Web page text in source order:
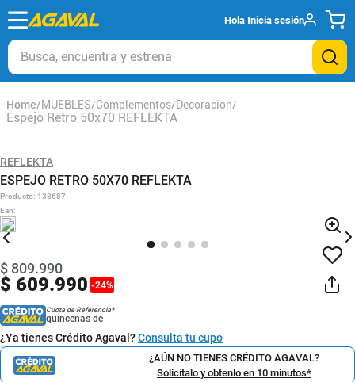
Hola Inicia sesión
Busca, encuentra y estrena
MUEBLES Complementos Decoracion
Espejo Retro 50x70 REFLEKTA
REFLEKTA
ESPEJO RETRO 50X70 REFLEKTA
Producto: 138687
Ean:
$ 609.990 -24%
$809.990
Cuota de Referencia*
quincenas de
¿Ya tienes Crédito Agaval?Consulta tu cupo
¿AÚN NO TIENES CRÉDITO AGAVAL?
Solicítalo y obtenlo en 10 minutos*